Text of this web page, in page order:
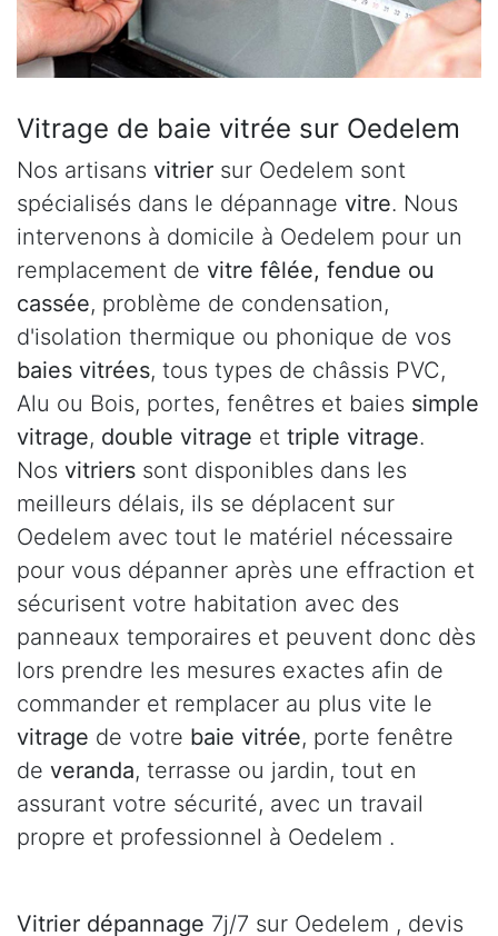
Vitrage de baie vitrée sur Oedelem
Nos artisans vitrier sur Oedelem sont
spécialisés dans le dépannage vitre. Nous
intervenons à domicile à Oedelem pour un
remplacement de vitre fêlée, fendue ou
cassée, problème de condensation,
d'isolation thermique ou phonique de vos
baies vitrées, tous types de châssis PVC,
Alu ou Bois, portes, fenêtres et baies simple
vitrage, double vitrage et triple vitrage.
Nos vitriers sont disponibles dans les
meilleurs délais, ils se déplacent sur
Oedelem avec tout le matériel nécessaire
pour vous dépanner après une effraction et
sécurisent votre habitation avec des
panneaux temporaires et peuvent donc dès
lors prendre les mesures exactes afin de
commander et remplacer au plus vite le
vitrage de votre baie vitrée, porte fenêtre
de veranda, terrasse ou jardin, tout en
assurant votre sécurité, avec un travail
propre et professionnel à Oedelem .
Vitrier dépannage 7j/7 sur Oedelem , devis